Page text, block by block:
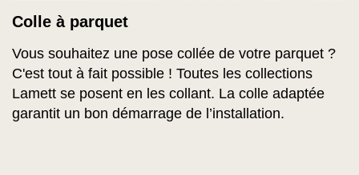
Colle à parquet
Vous souhaitez une pose collée de votre parquet ?
C'est tout à fait possible ! Toutes les collections
Lamett se posent en les collant. La colle adaptée
garantit un bon démarrage de l’installation.